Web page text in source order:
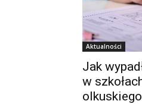
Aktualności
Jak
w